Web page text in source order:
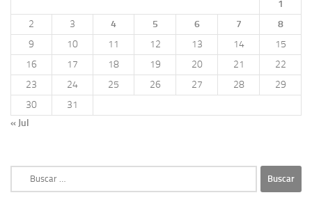
1
2
3 4 5 6 7
8
9
10 11 12 13 14
15
16
17 18 19 20 21
22
23
24 25 26 27 28
29
30
31
« Jul